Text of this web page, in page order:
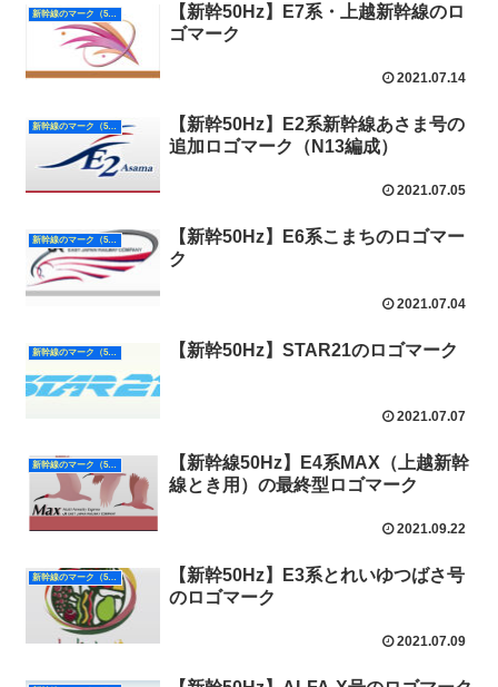
新幹線のマーク（50Hz）
【新幹50Hz】E7系・上越新幹線のロ
ゴマーク
2021.07.14
新幹線のマーク（50Hz）
【新幹50Hz】E2系新幹線あさま号の
追加ロゴマーク（N13編成）
2021.07.05
新幹線のマーク（50Hz）
【新幹50Hz】E6系こまちのロゴマー
ク
2021.07.04
新幹線のマーク（50Hz） 【新幹50Hz】STAR21のロゴマーク
2021.07.07
新幹線のマーク（50Hz）
【新幹線50Hz】E4系MAX（上越新幹
線とき用）の最終型ロゴマーク
2021.09.22
新幹線のマーク（50Hz）
【新幹50Hz】E3系とれいゆつばさ号
のロゴマーク
2021.07.09